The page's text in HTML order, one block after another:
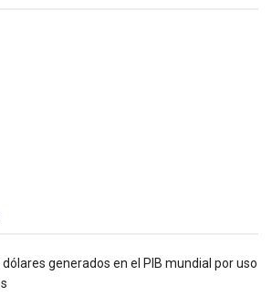
generados en el PIB mundial por uso